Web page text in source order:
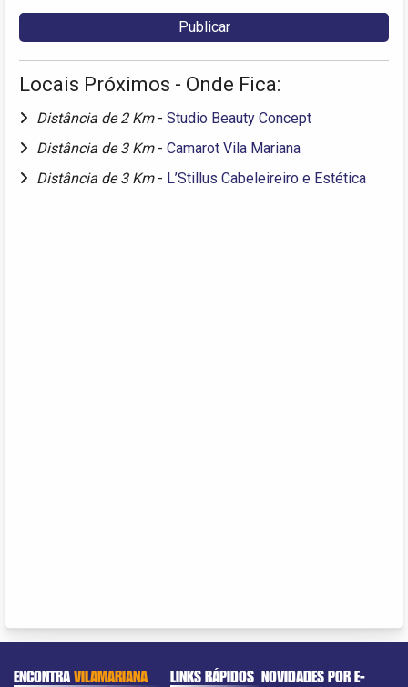
Locais Próximos - Onde Fica:
Distância de 2 Km - Studio Beauty Concept
Distância de 3 Km - Camarot Vila Mariana
Distância de 3 Km - L’Stillus Cabeleireiro e Estética
ENCONTRAVILAMARIANA LINKS RÁPIDOS NOVIDADES POR E-